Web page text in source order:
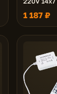
пультом
1 187 ₽